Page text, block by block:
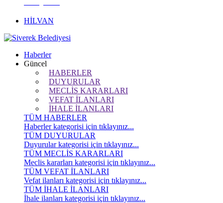
HİLVAN
Haberler
Güncel
HABERLER
DUYURULAR
MECLİS KARARLARI
VEFAT İLANLARI
İHALE İLANLARI
TÜM HABERLER
Haberler kategorisi için tıklayınız...
TÜM DUYURULAR
Duyurular kategorisi için tıklayınız...
TÜM MECLİS KARARLARI
Meclis kararları kategorisi için tıklayınız...
TÜM VEFAT İLANLARI
Vefat ilanları kategorisi için tıklayınız...
TÜM İHALE İLANLARI
İhale ilanları kategorisi için tıklayınız...